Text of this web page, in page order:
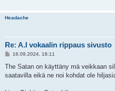
Headache
Re: A.I vokaalin rippaus sivusto
V
e
t
16.09.2024, 18:11
The Satan on käyttäny mä veikkaan
saatavilla eikä ne noi kohdat ole